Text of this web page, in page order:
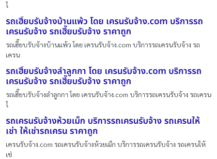
ใ
รถเฮี๊ยบรับจ้างบ้านแพ้ว โดย เครนรับจ้าง.com บริการรถ
เครนรับจ้าง รถเฮี๊ยบรับจ้าง ราคาถูก
รถเฮี๊ยบรับจ้างบ้านแพ้ว โดย เครนรับจ้าง.com บริการรถเครนรับจ้าง รถ
เครน
รถเฮี๊ยบรับจ้างลำลูกกา โดย เครนรับจ้าง.com บริการรถ
เครนรับจ้าง รถเฮี๊ยบรับจ้าง ราคาถูก
รถเฮี๊ยบรับจ้างลำลูกกา โดย เครนรับจ้าง.com บริการรถเครนรับจ้าง รถเครน
ใ
รถเครนรับจ้างห้วยเม็ก บริการรถเครนรับจ้าง รถเครนให้
เช่า ให้เช่ารถเครน ราคาถูก
เครนรับจ้าง.com รถเครนรับจ้างห้วยเม็ก บริการรถเครนรับจ้าง รถเครนให้
เช่